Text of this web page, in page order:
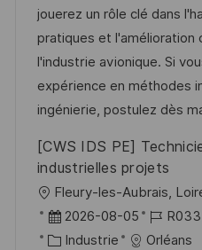
i
s
a
t
i
n
r
e
n
c
e
u
s
jouerez un rôle clé dans
pratiques et l'amélioration
l'industrie avionique. Si
expérience en méthodes
ingénierie, postulez dès
[CWS IDS PE]
industrielles projets
o
c
Fleury-les-Aubrais,
D
a
2026-08-05
R
é
C Industrie
Orléans